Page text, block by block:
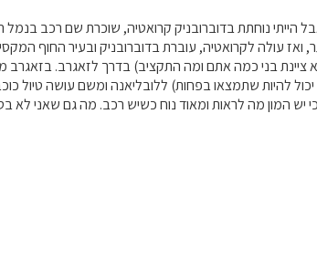
הייתי נוחתת בדוברובניק קרואטיה, שוכרת שם רכב
עולה לקרואטיה, עוברת בדוברובניק ובעיר החוף
ציינת בני כמה אתם ומה התקציב) בדרך לזאגרב. בזאגרב
אירו לדעתי אבל יכול להיות שתמצאו בפחות) ללובליאנה ומשם
יש המון מה לראות ומאוד נוח כשיש רכב. מה גם שאני לא